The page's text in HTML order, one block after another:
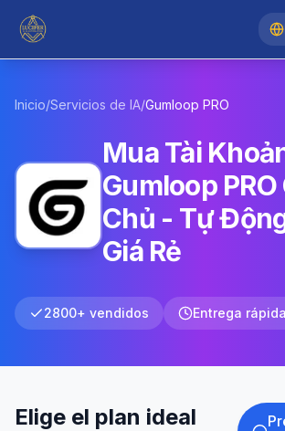
Inicio/Servicios de IA/Gumloop PRO
Mua Tài
Gumloop
Chủ - Tự
Giá Rẻ
2800+ vendidos Entrega rápida
Elige el plan ideal